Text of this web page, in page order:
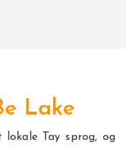
Lake
Tay sprog, og